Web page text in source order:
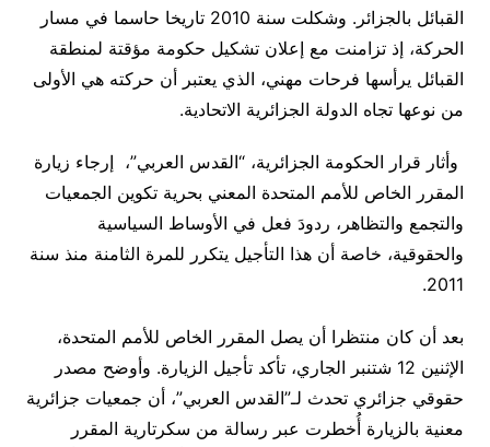
القبائل بالجزائر. وشكلت سنة 2010 تاريخا حاسما في مسار
الحركة، إذ تزامنت مع إعلان تشكيل حكومة مؤقتة لمنطقة
القبائل يرأسها فرحات مهني، الذي يعتبر أن حركته هي الأولى
من نوعها تجاه الدولة الجزائرية الاتحادية.
وأثار قرار الحكومة الجزائرية، “القدس العربي”، إرجاء زيارة
المقرر الخاص للأمم المتحدة المعني بحرية تكوين الجمعيات
والتجمع والتظاهر، ردودَ فعل في الأوساط السياسية
والحقوقية، خاصة أن هذا التأجيل يتكرر للمرة الثامنة منذ سنة
2011
.
بعد أن كان منتظرا أن يصل المقرر الخاص للأمم المتحدة،
الإثنين 12 شتنبر الجاري، تأكد تأجيل الزيارة. وأوضح مصدر
حقوقي جزائري تحدث لـ”القدس العربي”، أن جمعيات جزائرية
معنية بالزيارة أُخطرت عبر رسالة من سكرتارية المقرر